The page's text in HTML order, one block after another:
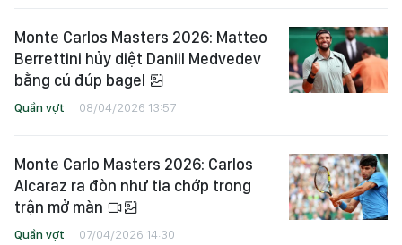
Monte Carlos Masters 2026: Matteo
Berrettini hủy diệt Daniil Medvedev
bằng cú đúp bagel
Quần vợt 08/04/2026 13:57
Monte Carlo Masters 2026: Carlos
Alcaraz ra đòn như tia chớp trong
trận mở màn
Quần vợt 07/04/2026 14:30